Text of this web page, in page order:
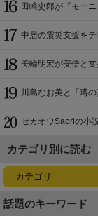
田崎史郎が『モー
中居の震災支援を
美輪明宏が安倍と支
川島なお美と「噂
セカオワSaoriの小
カテゴリ別に読む
話題のキーワード